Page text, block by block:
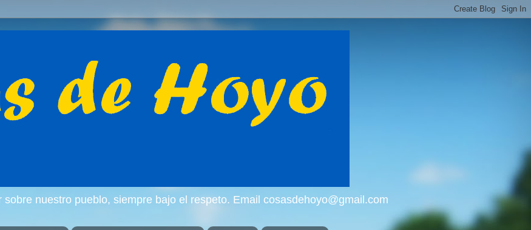
nuestro pueblo, siempre bajo el respeto. Email cosasdehoyo@gmail.com